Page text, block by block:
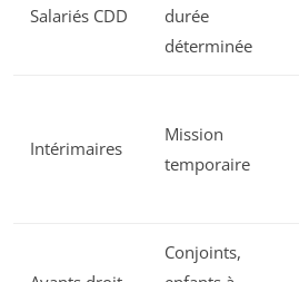
Salariés CDD
durée
déterminée
Intérimaires
Mission
temporaire
Conjoints,